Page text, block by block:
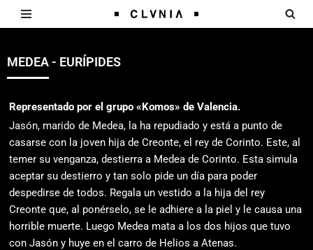
MEDEA - EURÍPIDES
Representado por el grupo «Komos» de Valencia.
Jasón, marido de Medea, la ha repudiado y está a punto de
casarse con la joven hija de Creonte, el rey de Corinto. Este, al
temer su venganza, destierra a Medea de Corinto. Esta simula
aceptar su destierro y tan solo pide un día para poder
despedirse de todos. Regala un vestido a la hija del rey
Creonte que, al ponérselo, se le adhiere a la piel y le causa una
horrible muerte. Luego Medea mata a los dos hijos que tuvo
con Jasón y huye en el carro de Helios a Atenas.